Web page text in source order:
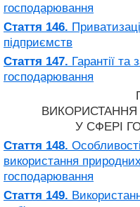
господарювання
Стаття 146.
підприємств
Стаття 147. Гарантії
господарювання
У СФЕРІ
Стаття 148.
використання
господарювання
Стаття 149.